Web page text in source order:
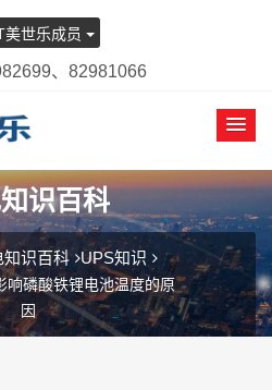
美世乐成员
、82981066
识百科
知识百科 UPS知识
响磷酸铁锂电池温度的原
因